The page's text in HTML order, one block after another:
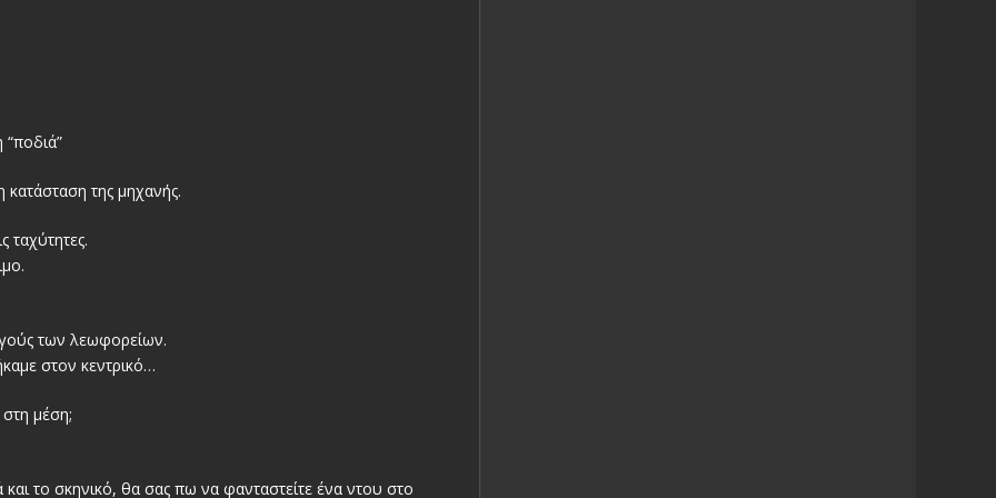
της μηχανής.
ταχύτητες.
των λεωφορείων.
στον κεντρικό…
μέση;
το σκηνικό, θα σας πω να φανταστείτε ένα ντου στο